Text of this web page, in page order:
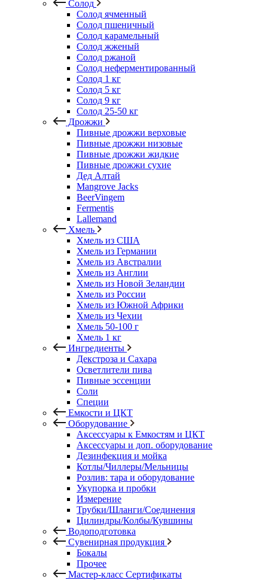
Солод
Солод ячменный
Солод пшеничный
Солод карамельный
Солод жженый
Солод ржаной
Солод неферментированный
Солод 1 кг
Солод 5 кг
Солод 9 кг
Солод 25-50 кг
Дрожжи
Пивные дрожжи верховые
Пивные дрожжи низовые
Пивные дрожжи жидкие
Пивные дрожжи сухие
Дед Алтай
Mangrove Jacks
BeerVingem
Fermentis
Lallemand
Хмель
Хмель из США
Хмель из Германии
Хмель из Австралии
Хмель из Англии
Хмель из Новой Зеландии
Хмель из России
Хмель из Южной Африки
Хмель из Чехии
Хмель 50-100 г
Хмель 1 кг
Ингредиенты
Декстроза и Сахара
Осветлители пива
Пивные эссенции
Соли
Специи
Емкости и ЦКТ
Оборудование
Аксессуары к Емкостям и ЦКТ
Аксессуары и доп. оборудование
Дезинфекция и мойка
Котлы/Чиллеры/Мельницы
Розлив: тара и оборудование
Укупорка и пробки
Измерение
Трубки/Шланги/Соединения
Цилиндры/Колбы/Кувшины
Водоподготовка
Сувенирная продукция
Бокалы
Прочее
Мастер-класс Сертификаты